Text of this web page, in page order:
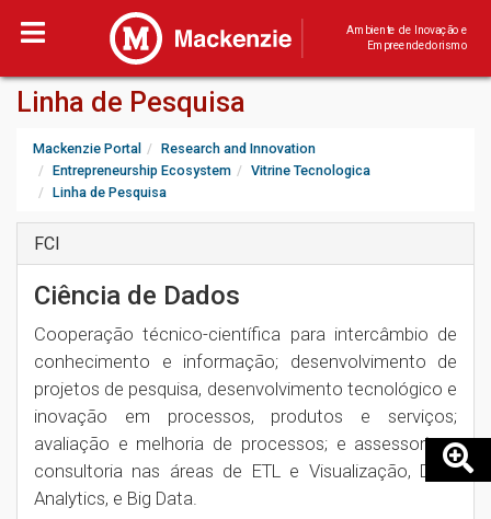
Ambiente de Inovação e
Empreendedorismo
Linha de Pesquisa
Mackenzie Portal
Research and Innovation
Entrepreneurship Ecosystem
Vitrine Tecnologica
Linha de Pesquisa
FCI
Ciência de Dados
Cooperação técnico-científica para intercâmbio de
conhecimento e informação; desenvolvimento de
projetos de pesquisa, desenvolvimento tecnológico e
inovação em processos, produtos e serviços;
avaliação e melhoria de processos; e assessoria e
consultoria nas áreas de ETL e Visualização, Data
Analytics, e Big Data.